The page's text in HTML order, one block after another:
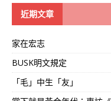
近期文章
家在宏志
BUSK明文規定
「毛」中生「友」